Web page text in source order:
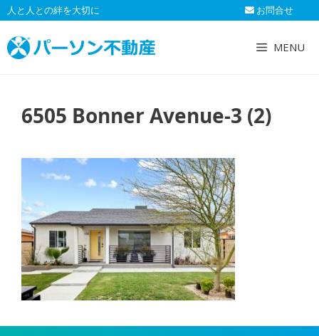
コ
ン
テ
ン
人と人との絆を大切に お問合せ
MENU
6505 Bonner Avenue-3 (2)